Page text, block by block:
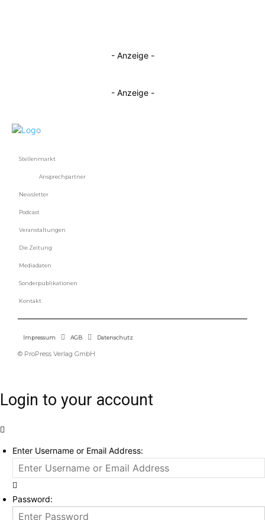
- Anzeige -
- Anzeige -
Stellenmarkt
Ansprechpartner
Newsletter
Podcast
Veranstaltungen
Die Zeitung
Mediadaten
Sonderpublikationen
Kontakt
Impressum AGB Datenschutz
© ProPress Verlag GmbH
Login to your account
Enter Username or Email Address:
Password: